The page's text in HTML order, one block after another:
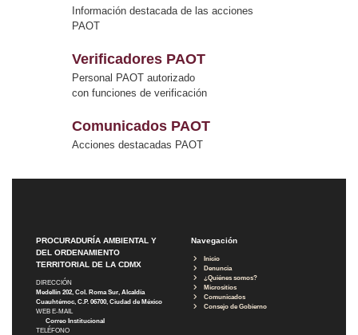
Información destacada de las acciones
PAOT
Verificadores PAOT
Personal PAOT autorizado
con funciones de verificación
Comunicados PAOT
Acciones destacadas PAOT
PROCURADURÍA AMBIENTAL Y
DEL ORDENAMIENTO
TERRITORIAL DE LA CDMX
DIRECCIÓN
Medellín 202, Col. Roma Sur, Alcaldía
Cuauhtémoc, C.P. 06700, Ciudad de México
WEB E-MAIL
Correo Institucional
TELÉFONO
Navegación
Inicio
Denuncia
¿Quiénes somos?
Micrositios
Comunicados
Consejo de Gobierno